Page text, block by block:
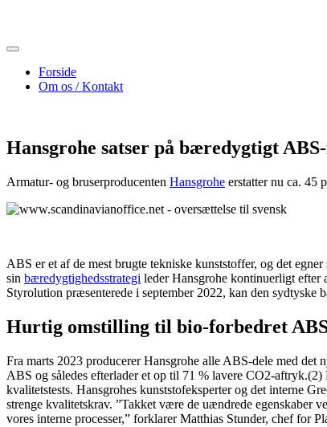
Forside
Om os / Kontakt
Hansgrohe satser på bæredygtigt
Armatur- og bruserproducenten Hansgrohe erstatter nu ca. 45
ABS er et af de mest brugte tekniske kunststoffer, og det
sin bæredygtighedsstrategi leder Hansgrohe kontinuerligt
Styrolution præsenterede i september 2022, kan den sydtyske
Hurtig omstilling til bio-forbedret
Fra marts 2023 producerer Hansgrohe alle ABS-dele med
ABS og således efterlader et op til 71 % lavere CO2-aftryk.(2)
kvalitetstests. Hansgrohes kunststofeksperter og det interne
strenge kvalitetskrav. ”Takket være de uændrede egenskaber
vores interne processer,” forklarer Matthias Stunder, chef for